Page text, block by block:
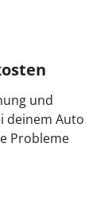
und
deinem Auto
Probleme